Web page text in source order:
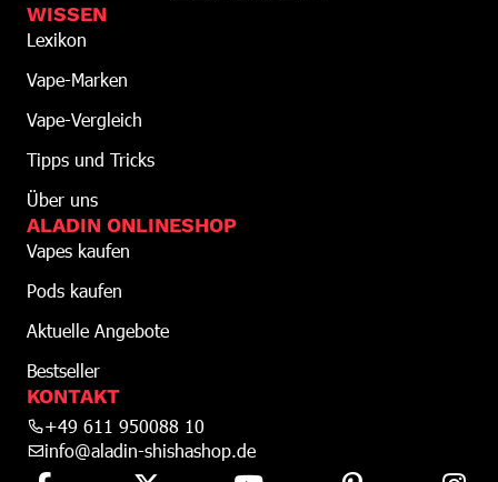
WISSEN
Lexikon
Vape-Marken
Vape-Vergleich
Tipps und Tricks
Über uns
ALADIN ONLINESHOP
Vapes kaufen
Pods kaufen
Aktuelle Angebote
Bestseller
KONTAKT
+49 611 950088 10
info@aladin-shishashop.de